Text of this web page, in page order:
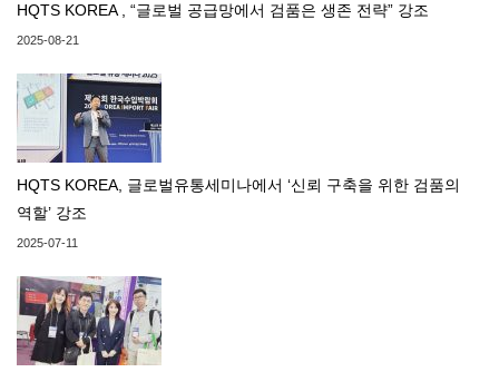
HQTS KOREA , “글로벌 공급망에서 검품은 생존 전략” 강조
2025-08-21
HQTS KOREA, 글로벌유통세미나에서 ‘신뢰 구축을 위한 검품의
역할’ 강조
2025-07-11